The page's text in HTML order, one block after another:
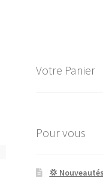
Votre Panier
Pour vous
💢 Nouveautés